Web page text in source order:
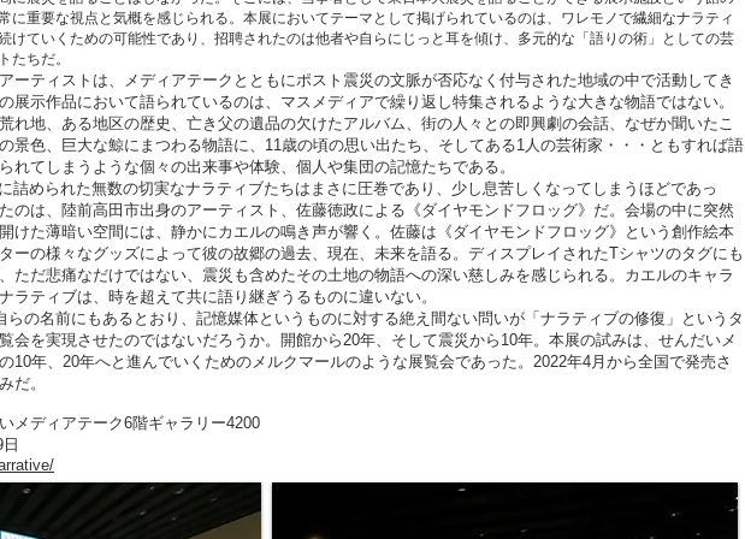
に重要な視点と気概を感じられる。本展においてテーマとして掲げられているのは、ワレモノで繊細なナラティ
けていくための可能性であり、招聘されたのは他者や自らにじっと耳を傾け、多元的な「語りの術」としての芸
たちだ。
ティストは、メディアテークとともにポスト震災の文脈が否応なく付与された地域の中で活動してき
展示作品において語られているのは、マスメディアで繰り返し特集されるような大きな物語ではない。
れ地、ある地区の歴史、亡き父の遺品の欠けたアルバム、街の人々との即興劇の会話、なぜか聞いたこ
景色、巨大な鯨にまつわる物語に、11歳の頃の思い出たち、そしてある1人の芸術家・・・ともすれば語
れてしまうような個々の出来事や体験、個人や集団の記憶たちである。
められた無数の切実なナラティブたちはまさに圧巻であり、少し息苦しくなってしまうほどであっ
のは、陸前高田市出身のアーティスト、佐藤徳政による《ダイヤモンドフロッグ》だ。会場の中に突然
けた薄暗い空間には、静かにカエルの鳴き声が響く。佐藤は《ダイヤモンドフロッグ》という創作絵本
ーの様々なグッズによって彼の故郷の過去、現在、未来を語る。ディスプレイされたTシャツのタグにも
ただ悲痛なだけではない、震災も含めたその土地の物語への深い慈しみを感じられる。カエルのキャラ
ラティブは、時を超えて共に語り継ぎうるものに違いない。
の名前にもあるとおり、記憶媒体というものに対する絶え間ない問いが「ナラティブの修復」というタ
会を実現させたのではないだろうか。開館から20年、そして震災から10年。本展の試みは、せんだいメ
10年、20年へと進んでいくためのメルクマールのような展覧会であった。2022年4月から全国で発売さ
だ。
メディアテーク6階ギャラリー4200